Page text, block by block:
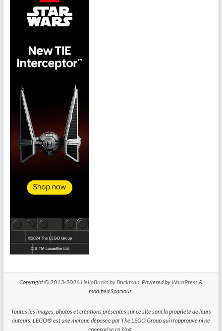
Copyright © 2013-2026HelloBricks by Brickman. Powered by WordPress&
modified Spacious.
Toutes les images, photos et créations présentes sur ce site sont la propriété de leurs
auteurs. LEGO® est une marque déposée par The LEGO Group qui n'approuve ni ne
sponsorise ce blog.